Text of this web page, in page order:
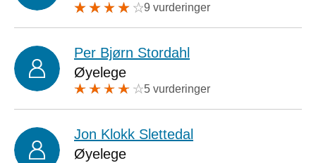
9 vurderinger
Per Bjørn Stordahl
Øyelege
5 vurderinger
Jon Klokk Slettedal
Øyelege